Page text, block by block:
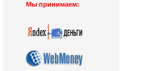
Мы принимаем: